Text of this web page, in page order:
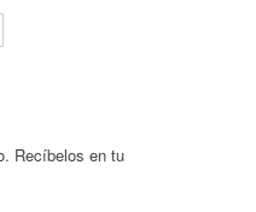
Recíbelos en tu